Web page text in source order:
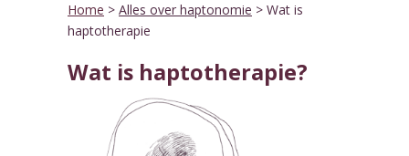
Home > Alles over haptonomie > Wat is
haptotherapie
Wat is haptotherapie?